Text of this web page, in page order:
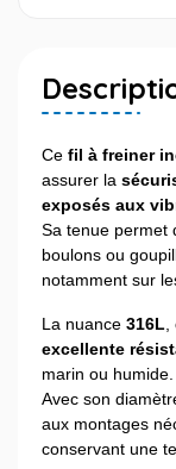
Ce fil à freiner
assurer la
exposés aux
Sa tenue permet
boulons ou
notamment sur
La nuance 316L
excellente
marin ou humide.
Avec son
aux montages
conservant une